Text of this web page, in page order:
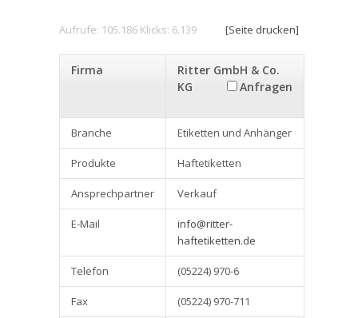
Aufrufe: 105.186 Klicks: 6.139 [Seite drucken]
Firma
Ritter GmbH & Co.
KG
Anfragen
Branche Etiketten und Anhänger
Produkte Haftetiketten
Ansprechpartner Verkauf
E-Mail
info@ritter-
haftetiketten.de
Telefon (05224) 970-6
Fax (05224) 970-711